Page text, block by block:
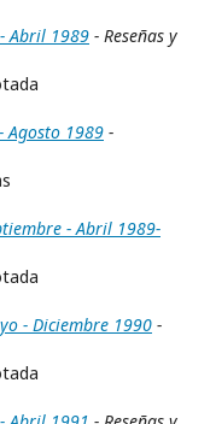
Abril 1989 - Reseñas y
Agosto 1989 -
- Abril 1989-
- Diciembre 1990 -